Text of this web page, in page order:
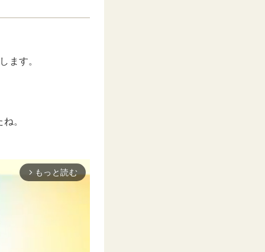
ます。
。
arrow_forward_ios もっと読む